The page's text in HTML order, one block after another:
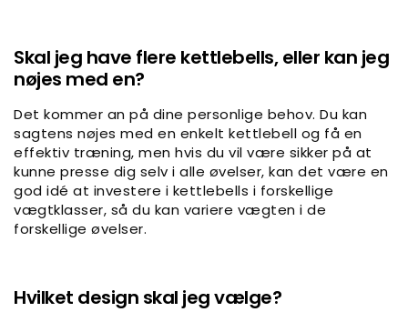
Skal jeg have flere kettlebells, eller kan jeg
nøjes med en?
Det kommer an på dine personlige behov. Du kan
sagtens nøjes med en enkelt kettlebell og få en
effektiv træning, men hvis du vil være sikker på at
kunne presse dig selv i alle øvelser, kan det være en
god idé at investere i kettlebells i forskellige
vægtklasser, så du kan variere vægten i de
forskellige øvelser.
Hvilket design skal jeg vælge?